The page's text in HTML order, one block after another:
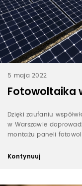
5 maja 2022
Fotowoltaika
Dzięki zaufaniu
w Warszawie
montażu paneli
Kontynuuj